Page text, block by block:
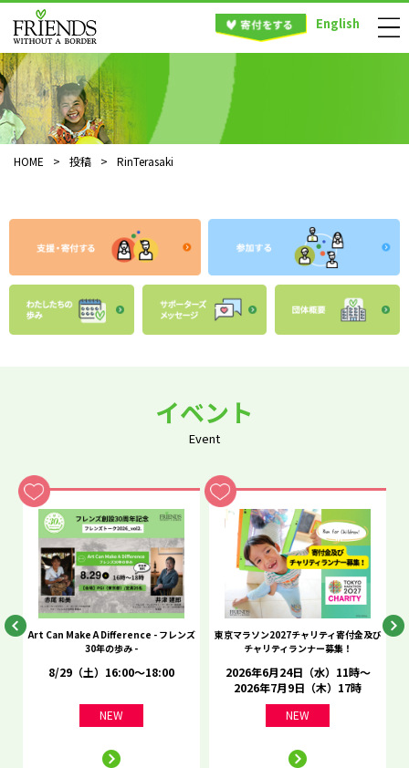
English
HOME > 投稿 > RinTerasaki
イベント
Event
Art Can Make A Difference - フレンズ
30年の歩み -
8/29（土）16:00～18:00
NEW
東京マラソン2027チャリティ寄付金及び
チャリティランナー募集！
2026年6月24日（水）11時～
2026年7月9日（木）17時
NEW